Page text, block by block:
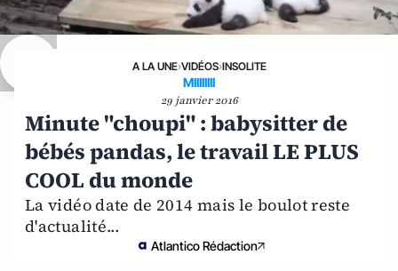
A LA UNE›VIDÉOS›INSOLITE
MIIIIIIII
29 janvier 2016
Minute "choupi" : babysitter de
bébés pandas, le travail LE PLUS
COOL du monde
La vidéo date de 2014 mais le boulot reste
d'actualité...
Atlantico Rédaction